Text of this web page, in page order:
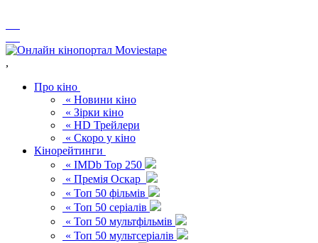
,
Про кіно
« Новини кіно
« Зірки кіно
« HD Трейлери
« Скоро у кіно
Кінорейтинги
« IMDb Top 250
« Премія Оскар
« Топ 50 фільмів
« Топ 50 серіалів
« Топ 50 мультфільмів
« Топ 50 мультсеріалів